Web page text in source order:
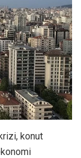
konut